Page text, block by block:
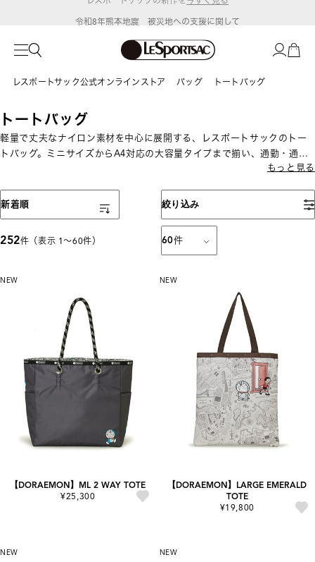
レスポートサック公式オンラインストア バッグ トートバッグ
トートバッグ
軽量で丈夫なナイロン素材を中心に展開する、レスポートサックのトー
トバッグ。ミニサイズからA4対応の大容量タイプまで揃い、通勤・通学
やデイリー使い、ママバッグにもおすすめ。収納力と使いやすさを兼ね
もっと見る
絞り込み
252件（表示 1〜60件） 60件
表示順
新着順
NEW
【DORAEMON】ML 2 WAY TOTE
¥25,300
NEW
【DORAEMON】LARGE EMERALD
TOTE
¥19,800
NEW NEW